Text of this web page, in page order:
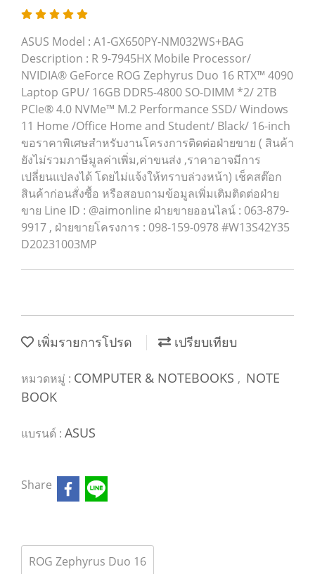
ASUS Model : A1-GX650PY-NM032WS+BAG
Description : R 9-7945HX Mobile Processor/
NVIDIA® GeForce ROG Zephyrus Duo 16 RTX™ 4090
Laptop GPU/ 16GB DDR5-4800 SO-DIMM *2/ 2TB
PCIe® 4.0 NVMe™ M.2 Performance SSD/ Windows
11 Home /Office Home and Student/ Black/ 16-inch
ขอราคาพิเศษสำหรับงานโครงการติดต่อฝ่ายขาย ( สินค้า
ยังไม่รวมภาษีมูลค่าเพิ่ม,ค่าขนส่ง ,ราคาอาจมีการ
เปลี่ยนแปลงได้ โดยไม่แจ้งให้ทราบล่วงหน้า) เช็คสต๊อก
สินค้าก่อนสั่งซื้อ หรือสอบถามข้อมูลเพิ่มเติมติดต่อฝ่าย
ขาย Line ID : @aimonline ฝ่ายขายออนไลน์ : 063-879-
9917 , ฝ่ายขายโครงการ : 098-159-0978 #W13S42Y35
D20231003MP
เพิ่มรายการโปรด เปรียบเทียบ
หมวดหมู่ : COMPUTER & NOTEBOOKS , NOTE
BOOK
แบรนด์ : ASUS
Share
ROG Zephyrus Duo 16